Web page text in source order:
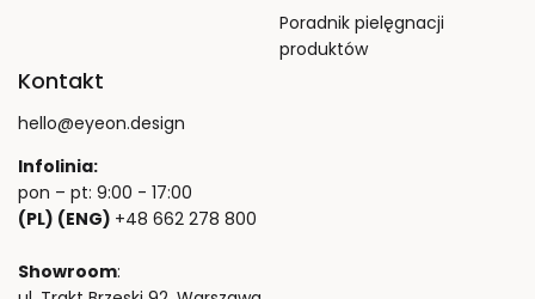
Poradnik pielęgnacji
produktów
Kontakt
hello@eyeon.design
Infolinia:
pon – pt: 9:00 - 17:00
(PL) (ENG) +48 662 278 800
Showroom: